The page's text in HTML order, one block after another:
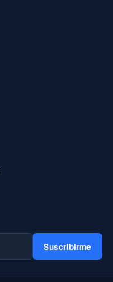
Suscribirme